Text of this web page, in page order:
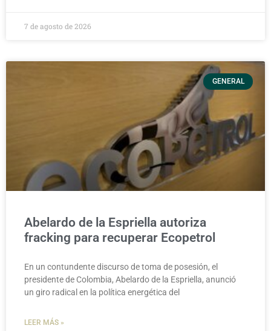
7 de agosto de 2026
GENERAL
Abelardo de la Espriella autoriza
fracking para recuperar Ecopetrol
En un contundente discurso de toma de posesión, el
presidente de Colombia, Abelardo de la Espriella, anunció
un giro radical en la política energética del
LEER MÁS »